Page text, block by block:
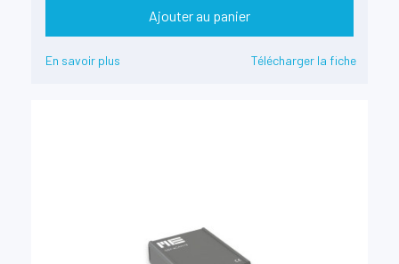
Ajouter au panier
En savoir plus Télécharger la fiche